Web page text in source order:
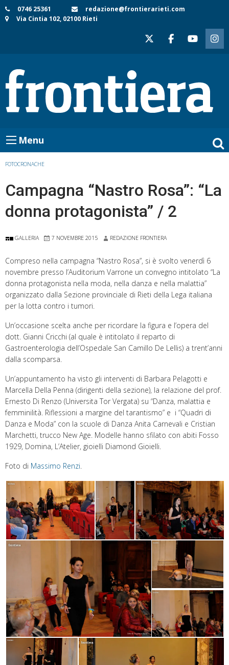
Skip
to
0746 25361
redazione@frontierarieti.com
Via Cintia 102, 02100 Rieti
Menu
FOTOCRONACHE
Campagna “Nastro Rosa”: “La
donna protagonista” / 2
GALLERIA 7 NOVEMBRE 2015 REDAZIONE FRONTIERA
Compreso nella campagna “Nastro Rosa”, si è svolto venerdì 6
novembre presso l’Auditorium Varrone un convegno intitolato “La
donna protagonista nella moda, nella danza e nella malattia”
organizzato dalla Sezione provinciale di Rieti della Lega italiana
per la lotta contro i tumori.
Un’occasione scelta anche per ricordare la figura e l’opera del
dott. Gianni Cricchi (al quale è intitolato il reparto di
Gastroenterologia dell’Ospedale San Camillo De Lellis) a trent’anni
dalla scomparsa.
Un’appuntamento ha visto gli interventi di Barbara Pelagotti e
Marcella Della Penna (dirigenti della sezione), la relazione del prof.
Ernesto Di Renzo (Universita Tor Vergata) su “Danza, malattia e
femminilità. Riflessioni a margine del tarantismo” e i “Quadri di
Danza e Moda” con la scuole di Danza Anita Carnevali e Cristian
Marchetti, trucco New Age. Modelle hanno sfilato con abiti Fosso
1929, Domina, L’Atelier, gioielli Diamond Gioielli.
Foto di Massimo Renzi